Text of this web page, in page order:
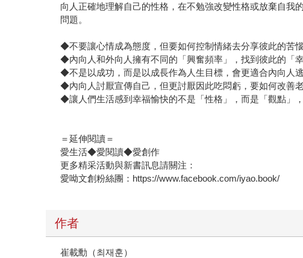
向人正確地理解自己的性格，在不勉強改變性格或放棄自我
問題。
◆不要讓心情成為態度，但要如何控制情緒去分享彼此的苦
◆內向人和外向人擁有不同的「興奮頻率」，找到彼此的「
◆不是以成功，而是以成長作為人生目標，會更適合內向人
◆內向人討厭宣傳自己，但更討厭因此吃悶虧，要如何改善
◆讓人們生活感到幸福愉快的不是「性格」，而是「觀點」
＝延伸閱讀＝
愛生活◆愛閱讀◆愛創作
更多精采活動與新書訊息請關注：
愛呦文創粉絲團：https://www.facebook.com/iyao.book/
作者
崔載勳（최재훈）